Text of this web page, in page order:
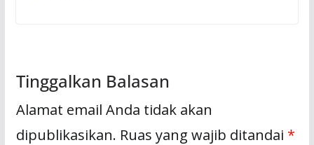
Tinggalkan Balasan
Alamat email Anda tidak akan
dipublikasikan. Ruas yang wajib ditandai *